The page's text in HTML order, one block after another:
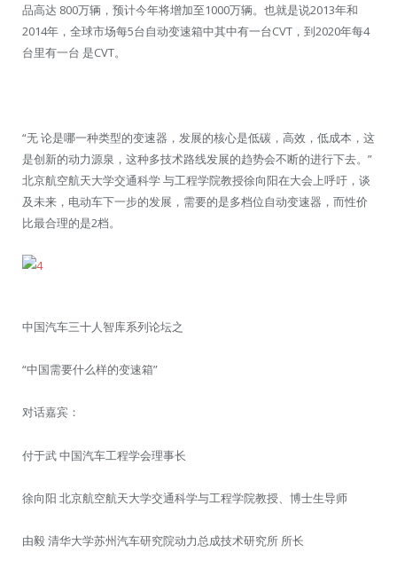
品高达 800万辆，预计今年将增加至1000万辆。也就是说2013年和
2014年，全球市场每5台自动变速箱中其中有一台CVT，到2020年每4
台里有一台 是CVT。
“无 论是哪一种类型的变速器，发展的核心是低碳，高效，低成本，这
是创新的动力源泉，这种多技术路线发展的趋势会不断的进行下去。”
北京航空航天大学交通科学 与工程学院教授徐向阳在大会上呼吁，谈
及未来，电动车下一步的发展，需要的是多档位自动变速器，而性价
比最合理的是2档。
中国汽车三十人智库系列论坛之
“中国需要什么样的变速箱”
对话嘉宾：
付于武 中国汽车工程学会理事长
徐向阳 北京航空航天大学交通科学与工程学院教授、博士生导师
由毅 清华大学苏州汽车研究院动力总成技术研究所 所长